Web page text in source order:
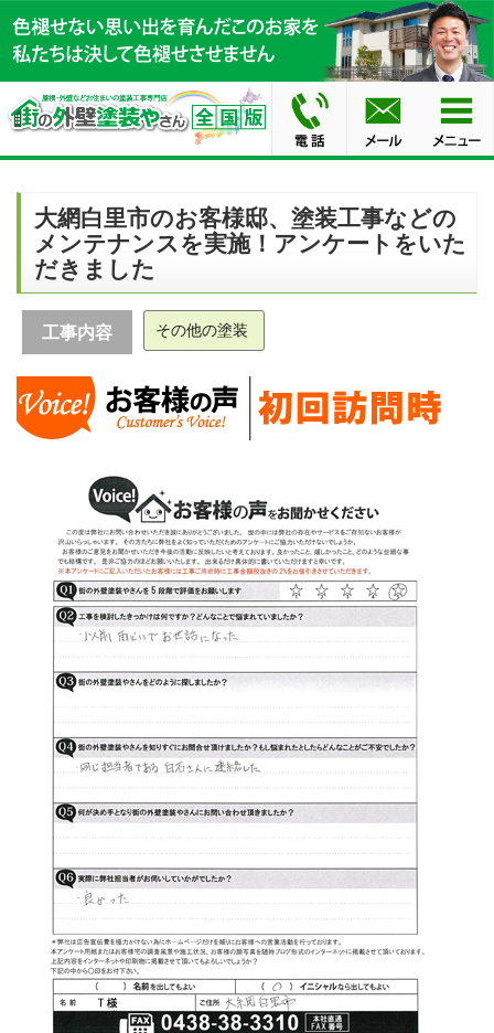
大網白里市のお客様邸、塗装工事などの
メンテナンスを実施！アンケートをいた
だきました
工事内容 その他の塗装